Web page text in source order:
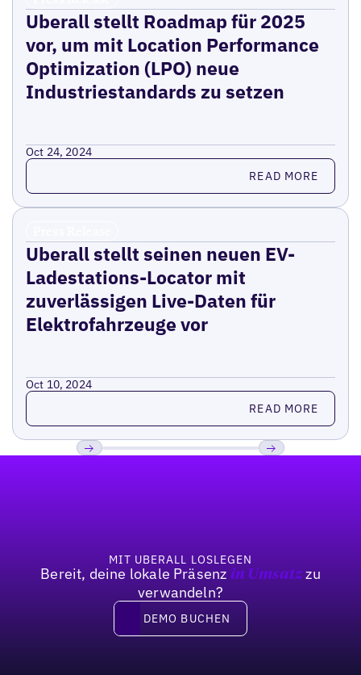
Uberall stellt Roadmap für 2025
vor, um mit Location Performance
Optimization (LPO) neue
Industriestandards zu setzen
Oct 24, 2024
Read more READ MORE
Uberall stellt seinen neuen EV-
Ladestations-Locator mit
zuverlässigen Live-Daten für
Elektrofahrzeuge vor
Oct 10, 2024
Read more READ MORE
MIT UBERALL LOSLEGEN
Bereit, deine lokale Präsenz in Umsatzzu
verwandeln?
DEMO BUCHEN
DEMO BUCHEN